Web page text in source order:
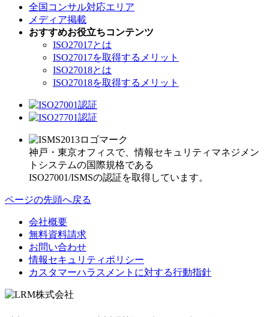
全国コンサル対応エリア
メディア掲載
おすすめお役立ちコンテンツ
ISO27017とは
ISO27017を取得するメリット
ISO27018とは
ISO27018を取得するメリット
神戸・東京オフィスで、情報セキュリティマネジメン
トシステムの国際規格である
ISO27001/ISMSの認証を取得しています。
ページの先頭へ戻る
会社概要
無料資料請求
お問い合わせ
情報セキュリティポリシー
カスタマーハラスメントに対する行動指針